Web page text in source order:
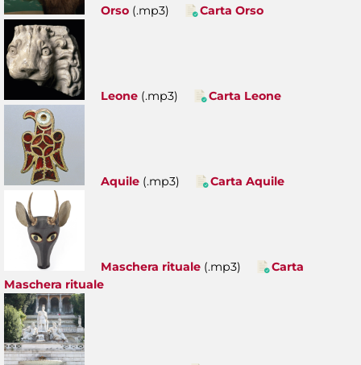
Orso (.mp3) Carta Orso
Leone (.mp3) Carta Leone
Aquile (.mp3) Carta Aquile
Maschera rituale (.mp3)
Carta
Maschera rituale